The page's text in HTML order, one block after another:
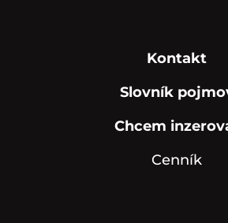
Kontakt
Slovník
Chcem
Cenník